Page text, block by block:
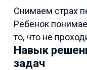
Снимаем страх
Ребенок
то, что не
Навык
задач